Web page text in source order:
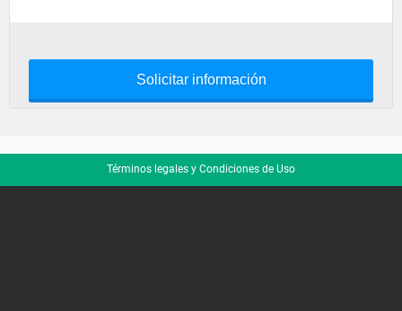
Solicitar información
Términos legales y Condiciones de Uso